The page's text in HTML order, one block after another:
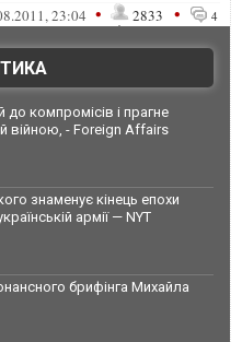
политической партии ВО
Юлии Тимошен...
23:04 • 2833 • 4
компромісів і прагне
війною, - Foreign Affairs
знаменує кінець епохи
армії — NYT
брифінга Михайла